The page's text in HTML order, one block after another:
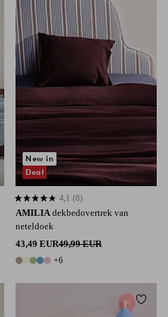
AMILIA dekbedovertrek van
neteldoek
43,49 EUR49,99 EUR
11 kleuren
+6
4,1 op basis van 8 beoordelingen
4,1 (8)
New in
Deal
140X200 200X220
aan favorieten